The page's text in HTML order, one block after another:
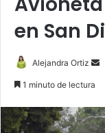
en San
Alejandra Ortiz
1 minuto de lectura